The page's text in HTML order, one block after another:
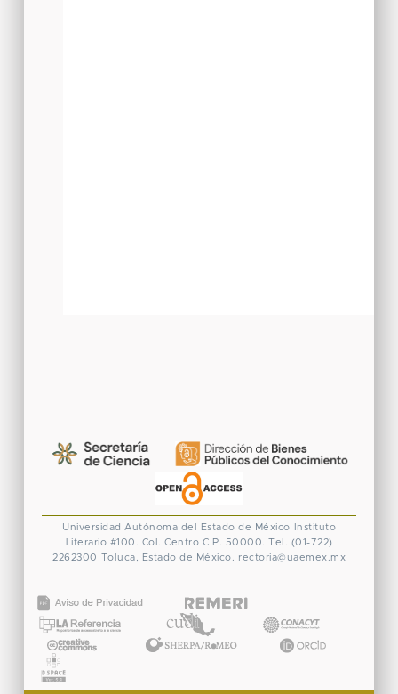
Universidad Autónoma del Estado de México
Instituto
Literario #100. Col. Centro C.P. 50000. Tel. (01-722)
2262300 Toluca, Estado de México. rectoria@uaemex.mx